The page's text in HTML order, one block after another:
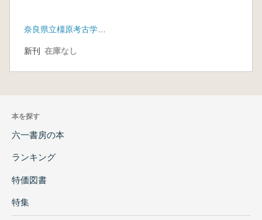
新刊 在庫なし
本を探す
六一書房の本
ランキング
特価図書
特集